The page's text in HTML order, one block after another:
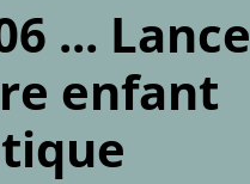
... Lance
enfant